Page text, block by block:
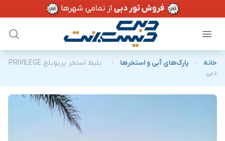
خانه - پارک‌های آبی و استخرها -
بلیط استخر پریویلج PRIVILEGE
دبی